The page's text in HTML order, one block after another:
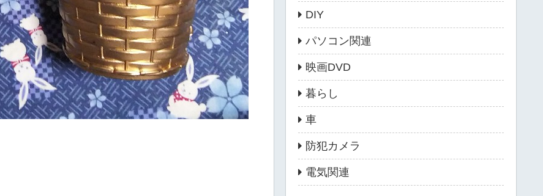
DIY
パソコン関連
映画DVD
暮らし
車
防犯カメラ
電気関連